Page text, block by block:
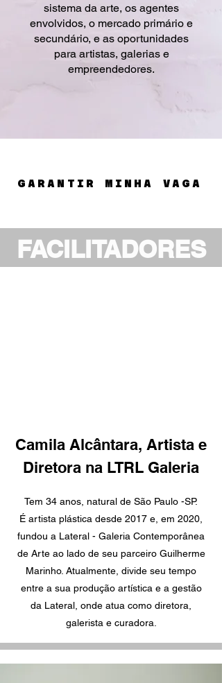
sistema da arte, os agentes
envolvidos, o mercado primário e
secundário, e as oportunidades
para artistas, galerias e
empreendedores.
GARANTIR MINHA VAGA
FACILITADORES
Camila Alcântara, Artista e
Diretora na LTRL Galeria
Tem 34 anos, natural de São Paulo -SP.
É artista plástica desde 2017 e, em 2020,
fundou a Lateral - Galeria Contemporânea
de Arte ao lado de seu parceiro Guilherme
Marinho. Atualmente, divide seu tempo
entre a sua produção artística e a gestão
da Lateral, onde atua como diretora,
galerista e curadora.